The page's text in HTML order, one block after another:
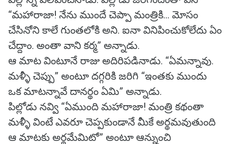
“మహారాజా! నేను ముందే చెప్పా మంత్రికి... మోసం
చేసినోని కాలే గుంతలోకి అని. ఐనా వినిపించుకోలేదు ఏం
చేద్దాం. అంతా వాని కర్మ” అన్నాడు.
ఆ మాట వింటూనే రాజు అదిరిపడినాడు. “ఏమన్నావు.
మళ్ళీ చెప్పు” అంటూ దగ్గరికి జరిగి “ఇంతకు ముందు
ఒక మాటన్నావే దానర్థం ఏమి” అన్నాడు.
పిల్లోడు నవ్వి “ఏముంది మహారాజా! మంత్రి కథంతా
మళ్ళీ వింటే ఎవరూ చెప్పకుండానే మీకే అర్థమవుతుంది
ఆ మాటకు అర్థమేమిటో” అంటూ ఆన్నుంచి